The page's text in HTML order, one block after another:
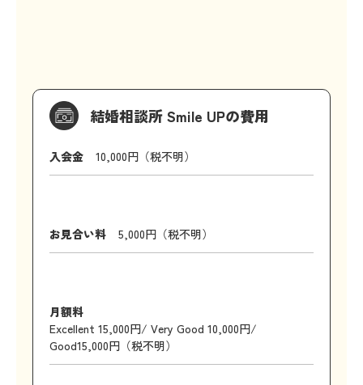
結婚相談所 Smile UPの費用
入会金 10,000円（税不明）
お見合い料 5,000円（税不明）
月額料
Excellent 15,000円/ Very Good 10,000円/
Good15,000円（税不明）